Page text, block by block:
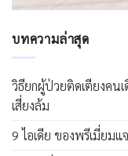
บทความล่าสุด
วิธียกผู้ป่วยติดเตียงคน
เสี่ยงล้ม
9 ไอเดีย ของพรีเมี่ยม